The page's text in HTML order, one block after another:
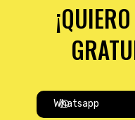
Whatsapp